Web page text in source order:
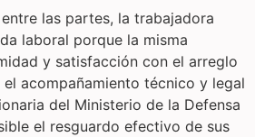
las partes, la trabajadora
laboral porque la misma
y satisfacción con el arreglo
acompañamiento técnico y legal
del Ministerio de la Defensa
el resguardo efectivo de sus